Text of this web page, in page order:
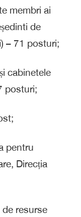
membri ai
de
– 71 posturi;
cabinetele
posturi;
pentru
Direcția
resurse